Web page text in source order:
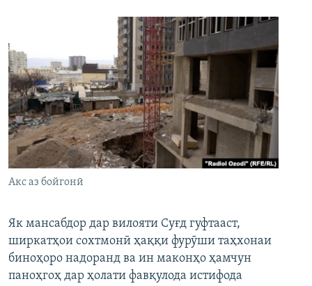
Акс аз бойгонӣ
Як мансабдор дар вилояти Суғд гуфтааст,
ширкатҳои сохтмонӣ ҳаққи фурӯши таҳхонаи
биноҳоро надоранд ва ин маконҳо ҳамчун
паноҳгоҳ дар ҳолати фавқулода истифода